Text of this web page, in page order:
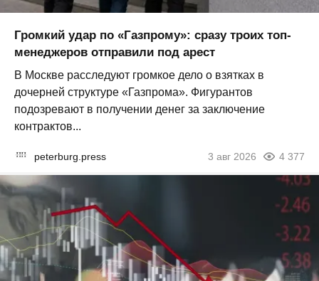
Громкий удар по «Газпрому»: сразу троих топ-
менеджеров отправили под арест
В Москве расследуют громкое дело о взятках в
дочерней структуре «Газпрома». Фигурантов
подозревают в получении денег за заключение
контрактов...
peterburg.press 3 авг 2026 4 377